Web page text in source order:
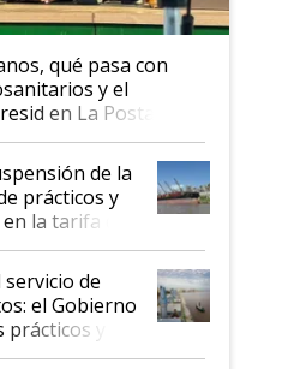
qué pasa con
y el
en La Posta
de la
prácticos y
la tarifa de
de
el Gobierno
y
de